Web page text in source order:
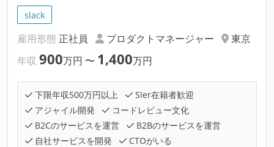
slack
雇用形態 正社員 プロダクトマネージャー
東京
年収 900万円 〜 1,400万円
下限年収500万円以上
SIer在籍者歓迎
アジャイル開発
コードレビュー文化
B2Cのサービスを運営
B2Bのサービスを運営
自社サービスを開発
CTOがいる